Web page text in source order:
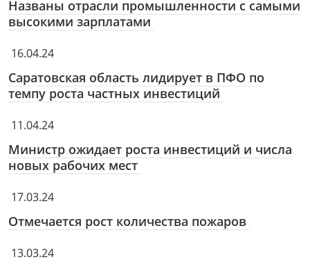
Названы отрасли промышленности с самыми
высокими зарплатами
16.04.24
Саратовская область лидирует в ПФО по
темпу роста частных инвестиций
11.04.24
Министр ожидает роста инвестиций и числа
новых рабочих мест
17.03.24
Отмечается рост количества пожаров
13.03.24